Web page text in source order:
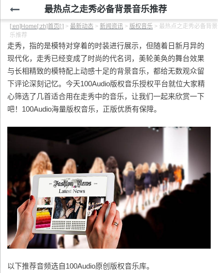
最热点之走秀必备背景音乐推荐
[:en]Home[:zh]首页[:] > 最新动态 > 新闻资讯 > 版权音乐 > 最热点之走秀必备背
乐推荐
走秀，指的是模特对穿着的时装进行展示，但随着日新月异的
现代化，走秀已经变成了时尚的代名词，美轮美奂的舞台效果
与长相精致的模特配上动感十足的背景音乐，都给无数观众留
下评论深刻记忆。今天100Audio版权音乐授权平台就位大家精
心筛选了几首适合用在走秀中的音乐，让我们一起来欣赏一下
吧！100Audio海量版权音乐，正版优质有保障。
以下推荐音频选自100Audio原创版权音乐库。